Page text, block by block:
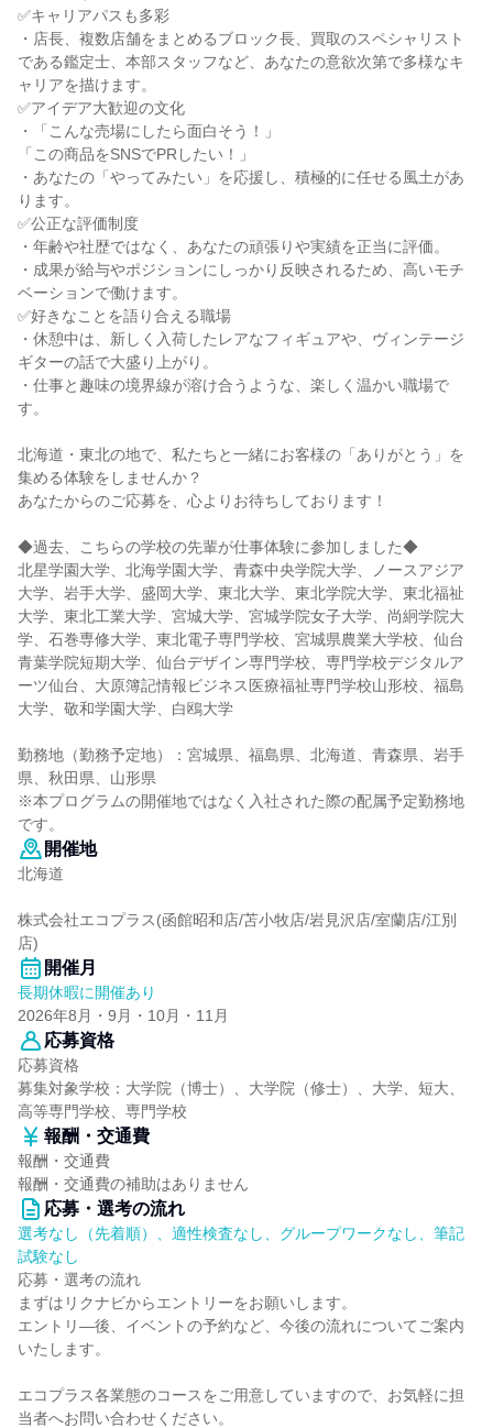
✅キャリアパスも多彩
・店長、複数店舗をまとめるブロック長、買取のスペシャリスト
である鑑定士、本部スタッフなど、あなたの意欲次第で多様なキ
ャリアを描けます。
✅アイデア大歓迎の文化
・「こんな売場にしたら面白そう！」
「この商品をSNSでPRしたい！」
・あなたの「やってみたい」を応援し、積極的に任せる風土があ
ります。
✅公正な評価制度
・年齢や社歴ではなく、あなたの頑張りや実績を正当に評価。
・成果が給与やポジションにしっかり反映されるため、高いモチ
ベーションで働けます。
✅好きなことを語り合える職場
・休憩中は、新しく入荷したレアなフィギュアや、ヴィンテージ
ギターの話で大盛り上がり。
・仕事と趣味の境界線が溶け合うような、楽しく温かい職場で
す。
北海道・東北の地で、私たちと一緒にお客様の「ありがとう」を
集める体験をしませんか？
あなたからのご応募を、心よりお待ちしております！
◆過去、こちらの学校の先輩が仕事体験に参加しました◆
北星学園大学、北海学園大学、青森中央学院大学、ノースアジア
大学、岩手大学、盛岡大学、東北大学、東北学院大学、東北福祉
大学、東北工業大学、宮城大学、宮城学院女子大学、尚絅学院大
学、石巻専修大学、東北電子専門学校、宮城県農業大学校、仙台
青葉学院短期大学、仙台デザイン専門学校、専門学校デジタルア
ーツ仙台、大原簿記情報ビジネス医療福祉専門学校山形校、福島
大学、敬和学園大学、白鴎大学
勤務地（勤務予定地）：宮城県、福島県、北海道、青森県、岩手
県、秋田県、山形県
※本プログラムの開催地ではなく入社された際の配属予定勤務地
です。
開催地
北海道
株式会社エコプラス(函館昭和店/苫小牧店/岩見沢店/室蘭店/江別
店)
開催月
長期休暇に開催あり
2026年8月・9月・10月・11月
応募資格
応募資格
募集対象学校：大学院（博士）、大学院（修士）、大学、短大、
高等専門学校、専門学校
報酬・交通費
報酬・交通費
報酬・交通費の補助はありません
応募・選考の流れ
選考なし（先着順）、適性検査なし、グループワークなし、筆記
試験なし
応募・選考の流れ
まずはリクナビからエントリーをお願いします。
エントリ―後、イベントの予約など、今後の流れについてご案内
いたします。
エコプラス各業態のコースをご用意していますので、お気軽に担
当者へお問い合わせください。